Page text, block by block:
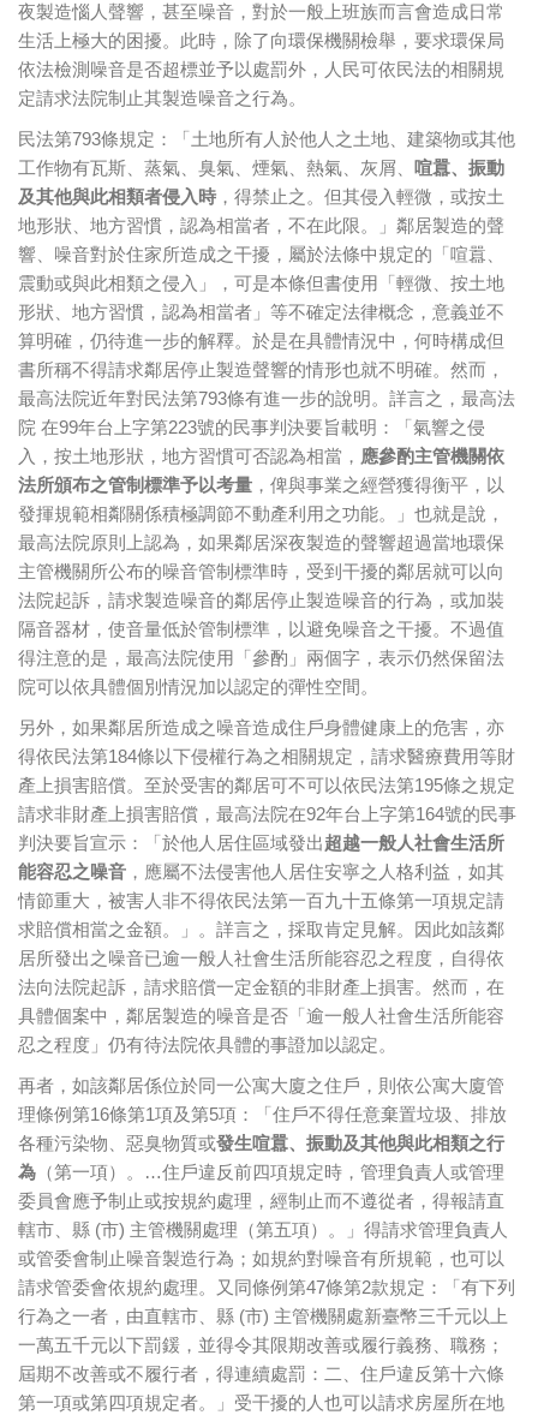
夜製造惱人聲響，甚至噪音，對於一般上班族而言會造成日常
生活上極大的困擾。此時，除了向環保機關檢舉，要求環保局
依法檢測噪音是否超標並予以處罰外，人民可依民法的相關規
定請求法院制止其製造噪音之行為。
民法第793條規定：「土地所有人於他人之土地、建築物或其他
工作物有瓦斯、蒸氣、臭氣、煙氣、熱氣、灰屑、 喧囂、振動
及其他與此相類者侵入時 ，得禁止之。但其侵入輕微，或按土
地形狀、地方習慣，認為相當者，不在此限。」鄰居製造的聲
響、噪音對於住家所造成之干擾，屬於法條中規定的「喧囂、
震動或與此相類之侵入」，可是本條但書使用「輕微、按土地
形狀、地方習慣，認為相當者」等不確定法律概念，意義並不
算明確，仍待進一步的解釋。於是在具體情況中，何時構成但
書所稱不得請求鄰居停止製造聲響的情形也就不明確。然而，
最高法院近年對民法第793條有進一步的說明。詳言之，最高法
院 在99年台上字第223號的民事判決要旨載明：「氣響之侵
入，按土地形狀，地方習慣可否認為相當， 應參酌主管機關依
法所頒布之管制標準予以考量 ，俾與事業之經營獲得衡平，以
發揮規範相鄰關係積極調節不動產利用之功能。」也就是說，
最高法院原則上認為，如果鄰居深夜製造的聲響超過當地環保
主管機關所公布的噪音管制標準時，受到干擾的鄰居就可以向
法院起訴，請求製造噪音的鄰居停止製造噪音的行為，或加裝
隔音器材，使音量低於管制標準，以避免噪音之干擾。不過值
得注意的是，最高法院使用「參酌」兩個字，表示仍然保留法
院可以依具體個別情況加以認定的彈性空間。
另外，如果鄰居所造成之噪音造成住戶身體健康上的危害，亦
得依民法第184條以下侵權行為之相關規定，請求醫療費用等財
產上損害賠償。至於受害的鄰居可不可以依民法第195條之規定
請求非財產上損害賠償，最高法院在92年台上字第164號的民事
判決要旨宣示：「於他人居住區域發出超越一般人社會生活所
能容忍之噪音 ，應屬不法侵害他人居住安寧之人格利益，如其
情節重大，被害人非不得依民法第一百九十五條第一項規定請
求賠償相當之金額。」。詳言之，採取肯定見解。因此如該鄰
居所發出之噪音已逾一般人社會生活所能容忍之程度，自得依
法向法院起訴，請求賠償一定金額的非財產上損害。然而，在
具體個案中，鄰居製造的噪音是否「逾一般人社會生活所能容
忍之程度」仍有待法院依具體的事證加以認定。
再者，如該鄰居係位於同一公寓大廈之住戶，則依公寓大廈管
理條例第16條第1項及第5項：「住戶不得任意棄置垃圾、排放
各種污染物、惡臭物質或發生喧囂、振動及其他與此相類之行
為 （第一項）。…住戶違反前四項規定時，管理負責人或管理
委員會應予制止或按規約處理，經制止而不遵從者，得報請直
轄市、縣 (市) 主管機關處理（第五項）。」得請求管理負責人
或管委會制止噪音製造行為；如規約對噪音有所規範，也可以
請求管委會依規約處理。又同條例第47條第2款規定：「有下列
行為之一者，由直轄市、縣 (市) 主管機關處新臺幣三千元以上
一萬五千元以下罰鍰，並得令其限期改善或履行義務、職務；
屆期不改善或不履行者，得連續處罰：二、住戶違反第十六條
第一項或第四項規定者。」受干擾的人也可以請求房屋所在地